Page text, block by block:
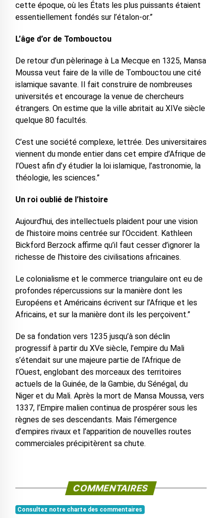
cette époque, où les États les plus puissants étaient
essentiellement fondés sur l’étalon-or.”
L’âge d’or de Tombouctou
De retour d’un pèlerinage à La Mecque en 1325, Mansa
Moussa veut faire de la ville de Tombouctou une cité
islamique savante. Il fait construire de nombreuses
universités et encourage la venue de chercheurs
étrangers. On estime que la ville abritait au XIVe siècle
quelque 80 facultés.
C’est une société complexe, lettrée. Des universitaires
viennent du monde entier dans cet empire d’Afrique de
l’Ouest afin d’y étudier la loi islamique, l’astronomie, la
théologie, les sciences.”
Un roi oublié de l’histoire
Aujourd’hui, des intellectuels plaident pour une vision
de l’histoire moins centrée sur l’Occident. Kathleen
Bickford Berzock affirme qu’il faut cesser d’ignorer la
richesse de l’histoire des civilisations africaines.
Le colonialisme et le commerce triangulaire ont eu de
profondes répercussions sur la manière dont les
Européens et Américains écrivent sur l’Afrique et les
Africains, et sur la manière dont ils les perçoivent.”
De sa fondation vers 1235 jusqu’à son déclin
progressif à partir du XVe siècle, l’empire du Mali
s’étendait sur une majeure partie de l’Afrique de
l’Ouest, englobant des morceaux des territoires
actuels de la Guinée, de la Gambie, du Sénégal, du
Niger et du Mali. Après la mort de Mansa Moussa, vers
1337, l’Empire malien continua de prospérer sous les
règnes de ses descendants. Mais l’émergence
d’empires rivaux et l’apparition de nouvelles routes
commerciales précipitèrent sa chute.
COMMENTAIRES
Consultez notre charte des commentaires